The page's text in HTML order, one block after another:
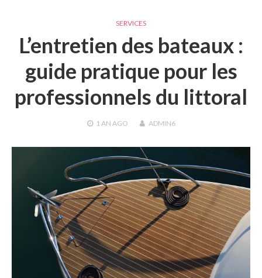
SERVICES
L’entretien des bateaux :
guide pratique pour les
professionnels du littoral
1 AN AGO ADMIN6